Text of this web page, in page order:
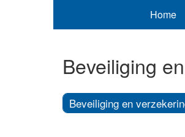
Home
Beveiliging
Beveiliging en